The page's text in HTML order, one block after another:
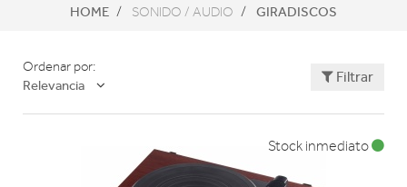
HOME SONIDO / AUDIO GIRADISCOS
Ordenar por:
Relevancia
Filtrar
Stock inmediato